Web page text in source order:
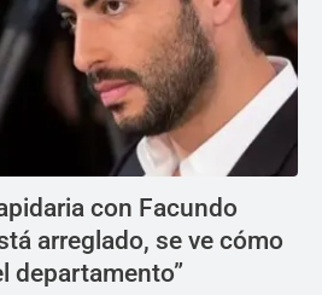
con Facundo
arreglado, se ve cómo
departamento”